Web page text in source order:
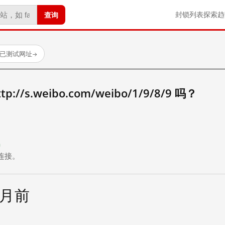
查询 封锁列表探索
测试网址→
s.weibo.com/weibo/1/9/8/9 吗？
。
前